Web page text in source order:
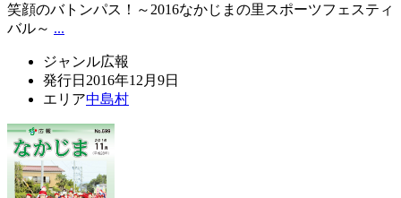
笑顔のバトンパス！～2016なかじまの里スポーツフェスティ
バル～ ...
ジャンル広報
発行日 2016年12月9日
エリア中島村